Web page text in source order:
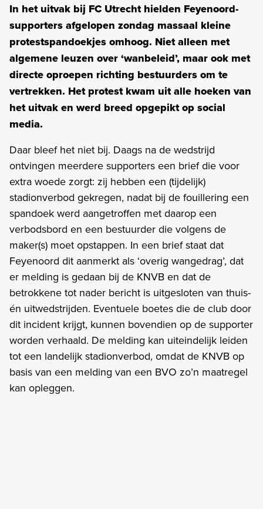
In het uitvak bij FC Utrecht hielden Feyenoord-
supporters afgelopen zondag massaal kleine
protestspandoekjes omhoog. Niet alleen met
algemene leuzen over ‘wanbeleid’, maar ook met
directe oproepen richting bestuurders om te
vertrekken. Het protest kwam uit alle hoeken van
het uitvak en werd breed opgepikt op social
media.
Daar bleef het niet bij. Daags na de wedstrijd
ontvingen meerdere supporters een brief die voor
extra woede zorgt: zij hebben een (tijdelijk)
stadionverbod gekregen, nadat bij de fouillering een
spandoek werd aangetroffen met daarop een
verbodsbord en een bestuurder die volgens de
maker(s) moet opstappen. In een brief staat dat
Feyenoord dit aanmerkt als ‘overig wangedrag’, dat
er melding is gedaan bij de KNVB en dat de
betrokkene tot nader bericht is uitgesloten van thuis-
én uitwedstrijden. Eventuele boetes die de club door
dit incident krijgt, kunnen bovendien op de supporter
worden verhaald. De melding kan uiteindelijk leiden
tot een landelijk stadionverbod, omdat de KNVB op
basis van een melding van een BVO zo’n maatregel
kan opleggen.